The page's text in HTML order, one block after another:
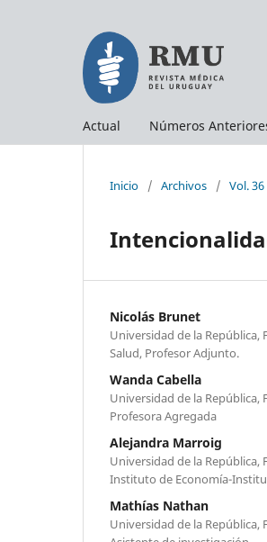
Actual Números
Inicio / Archivos / Vol.
Nicolás Brunet
Universidad de la
Salud, Profesor Adjunto.
Wanda Cabella
Universidad de la República,
Profesora Agregada
Alejandra Marroig
Universidad de la República,
Instituto de Economía-
Mathías Nathan
Universidad de la República,